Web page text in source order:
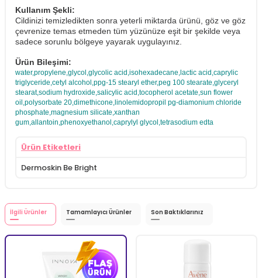
Kullanım Şekli:
Cildinizi temizledikten sonra yeterli miktarda ürünü, göz ve göz
çevrenize temas etmeden tüm yüzünüze eşit bir şekilde veya
sadece sorunlu bölgeye yayarak uygulayınız.
Ürün Bileşimi:
water,propylene,glycol,glycolic acid,isohexadecane,lactic acid,caprylic
triglyceride,cetyl alcohol,ppg-15 stearyl ether,peg 100 stearate,glyceryl
stearat,sodium hydroxide,salicylic acid,tocopherol acetate,sun flower
oil,polysorbate 20,dimethicone,linolemidopropil pg-diamonium chloride
phosphate,magnesium silicate,xanthan
gum,allantoin,phenoxyethanol,caprylyl glycol,tetrasodium edta
Ürün Etiketleri
Dermoskin Be Bright
İlgili Ürünler Tamamlayıcı Ürünler Son Baktıklarınız